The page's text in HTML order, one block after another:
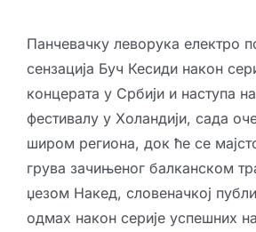
Панчевачку леворука електро
сензација Буч Кесиди након
концерата у Србији и наступа
фестивалу у Холандији, сада
широм региона, док ће се
грува зачињеног балканском
џезом Накед, словеначкој
одмах након серије успешних